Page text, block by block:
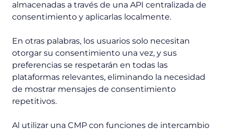
almacenadas a través de una API centralizada de
consentimiento y aplicarlas localmente.
En otras palabras, los usuarios solo necesitan
otorgar su consentimiento una vez, y sus
preferencias se respetarán en todas las
plataformas relevantes, eliminando la necesidad
de mostrar mensajes de consentimiento
repetitivos.
Al utilizar una CMP con funciones de intercambio